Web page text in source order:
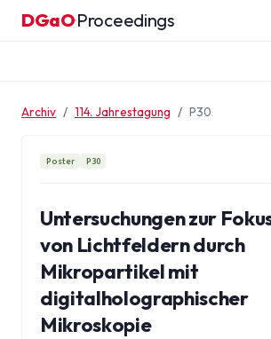
Zum Inhalt springen
DGaO·Proceedings
Archiv 114. Jahrestagung P30
Poster P30
Untersuchungen zur
von Lichtfeldern durch
Mikropartikel mit
digitalholographischer
Mikroskopie